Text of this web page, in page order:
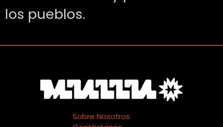
los pueblos.
Sobre Nosotros